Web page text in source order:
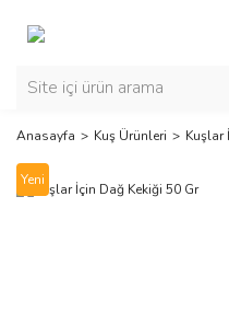
Anasayfa Kuş Ürünleri Kuşlar
Yeni